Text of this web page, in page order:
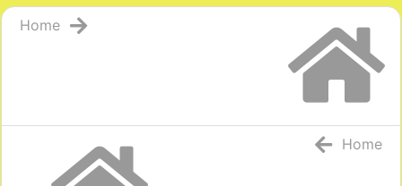
Home
Home